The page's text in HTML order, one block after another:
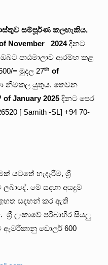
සම්පූර්ණ කලහැකිය.
November 2024දිනට
ඔබට පාඨමාලාව ආරම්භ කළ
= මුදල 27th of
නිමකල යුතුය. තෙවන
of January 2025 දිනට පෙර
[ Samith -SL] +94 70-
යටතේ හැදෑරීම, ශ්‍රී
මේ සදහා අයදුම්
සදහන් කර ඇති
ලංකාවේ පරිබාහිර සියලු
ඇමරිකානු ඩොලර් 600